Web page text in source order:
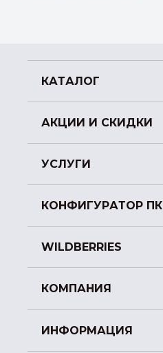
КАТАЛОГ
АКЦИИ И СКИДКИ
УСЛУГИ
КОНФИГУРАТОР ПК
WILDBERRIES
КОМПАНИЯ
ИНФОРМАЦИЯ